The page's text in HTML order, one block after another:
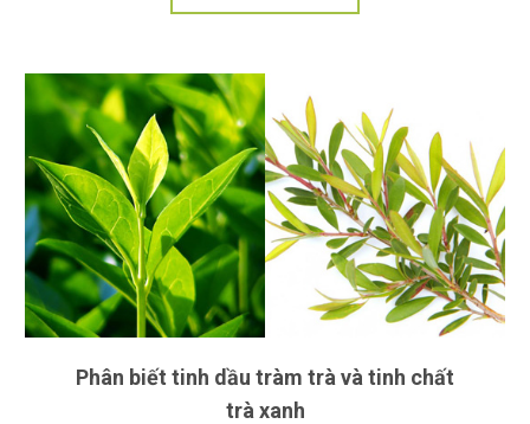
Phân biết tinh dầu tràm trà và tinh chất
trà xanh